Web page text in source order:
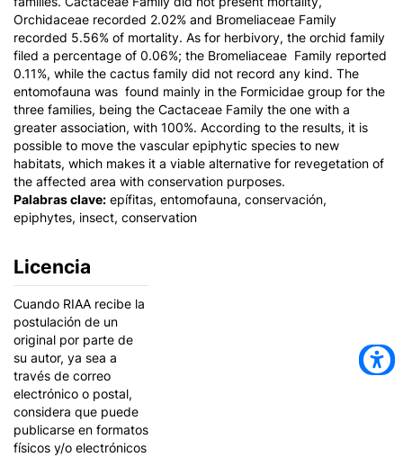
Orchidaceae recorded 2.02% and Bromeliaceae Family
recorded 5.56% of mortality. As for herbivory, the orchid family
filed a percentage of 0.06%; the Bromeliaceae Family reported
0.11%, while the cactus family did not record any kind. The
entomofauna was found mainly in the Formicidae group for the
three families, being the Cactaceae Family the one with a
greater association, with 100%. According to the results, it is
possible to move the vascular epiphytic species to new
habitats, which makes it a viable alternative for revegetation of
the affected area with conservation purposes.
Palabras clave: epífitas, entomofauna, conservación,
epiphytes, insect, conservation
Licencia
Cuando RIAA recibe la
postulación de un
original por parte de
su autor, ya sea a
través de correo
electrónico o postal,
considera que puede
publicarse en formatos
físicos y/o electrónicos